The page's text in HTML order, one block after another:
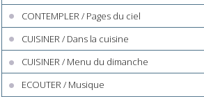
CONTEMPLER / Pages du ciel
CUISINER / Dans la cuisine
CUISINER / Menu du dimanche
ECOUTER / Musique